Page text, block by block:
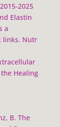
2025
Elastin
a
links. Nutr
Healing
B. The